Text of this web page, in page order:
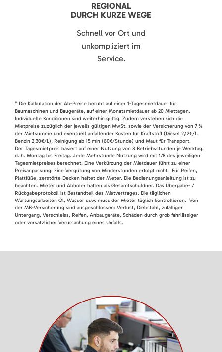
REGIONAL
DURCH KURZE WEGE
Schnell vor Ort und
unkompliziert im
Service.
* Die Kalkulation der Ab-Preise beruht auf einer 1-Tagesmietdauer für
Baumaschinen und Baugeräte, auf einer Monatsmietdauer ab 20 Miettagen.
Individuelle Konditionen sind weiterhin gültig. Zudem verstehen sich die
Mietpreise zuzüglich der jeweils gültigen MwSt. sowie der Versicherung von 7 %
der Mietsumme und eventuell anfallender Kosten für Kraftstoff (Diesel 2,12€/L,
Benzin 2,30€/L), Reinigung ab 15 min (60€/Stunde) und Maut für Transport.
Der Tagesmietpreis basiert auf einer Nutzung von 8 Betriebsstunden je Werktag,
d. h. Montag bis Freitag. Jede Mehrstunde Nutzung wird mit 1/8 des jeweiligen
Tagesmietpreises berechnet. Eine Verkürzung der Mietdauer führt zu einer
Preisanpassung. Eine Vergütung von Minderstunden erfolgt nicht. Für Reifen,
Plattfüße, zerstörte Decken haftet der Mieter. Die Bedienungsanleitung ist zu
beachten. Mieter und Abholer haften als Gesamtschuldner. Das Übergabe- /
Rückgabeprotokoll ist Bestandteil des Mietvertrages. Die täglichen
Wartungsarbeiten Öl, Wasser usw. muss der Mieter täglich kontrollieren. Von
der MB-Versicherung sind ausgeschlossen: Verlust, Diebstahl, zufälliger
Untergang, Verschleiss, Reifen, Anbaugeräte, Schäden durch grob fahrlässiger
oder vorsätzlicher Verursachung eines Unfalls.